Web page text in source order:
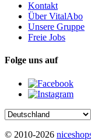
Kontakt
Über VitalAbo
Unsere Gruppe
Freie Jobs
Folge uns auf
© 2010-2026